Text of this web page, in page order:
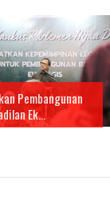
Pembangunan
Ek...